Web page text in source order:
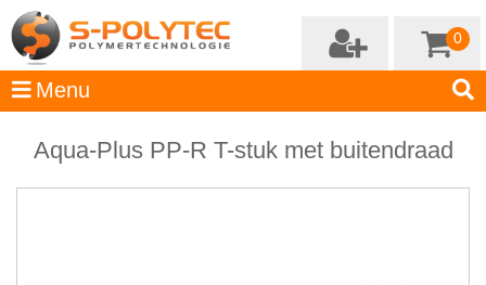
0
Aqua-Plus PP-R T-stuk met buitendraad